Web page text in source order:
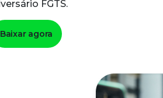
FGTS.
Baixar agora